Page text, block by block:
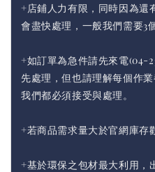
+店鋪人力有限，同時因為還
會盡快處理，一般我們需要3
+如訂單為急件請先來電(04-
先處理，但也請理解每個作
我們都必須接受與處理。
+若商品需求量大於官網庫存
+基於環保之包材最大利用，